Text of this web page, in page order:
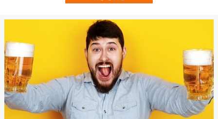
伴い日本でも罹患数が増加している「大腸がん」とアルコールの関